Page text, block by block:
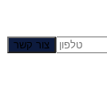
צור קשר